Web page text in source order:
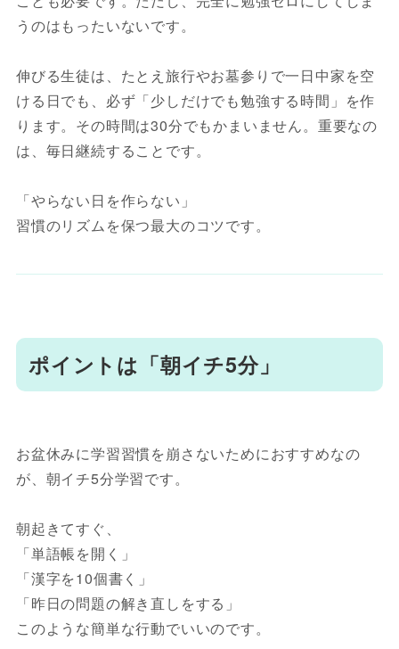
うのはもったいないです。
伸びる生徒は、たとえ旅行やお墓参りで一日中家を空
ける日でも、必ず「少しだけでも勉強する時間」を作
ります。その時間は30分でもかまいません。重要なの
は、毎日継続することです。
「やらない日を作らない」
習慣のリズムを保つ最大のコツです。
ポイントは「朝イチ5分」
お盆休みに学習習慣を崩さないためにおすすめなの
が、朝イチ5分学習です。
朝起きてすぐ、
「単語帳を開く」
「漢字を10個書く」
「昨日の問題の解き直しをする」
このような簡単な行動でいいのです。